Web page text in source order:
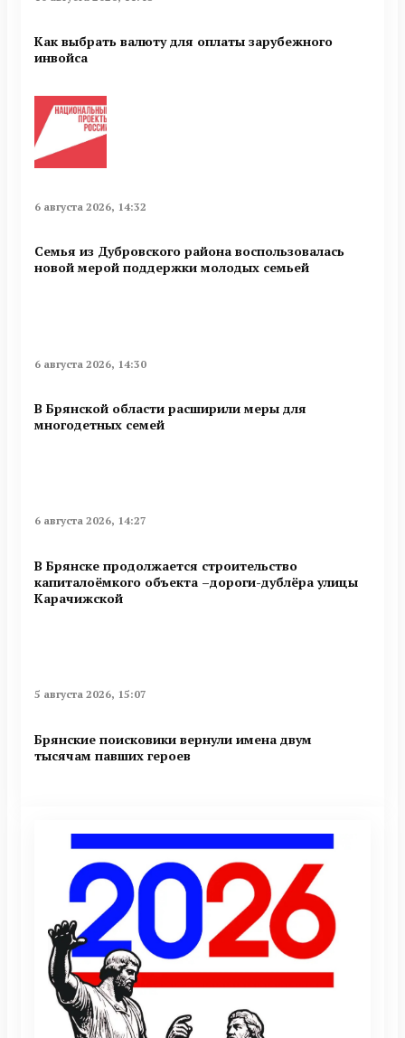
Как выбрать валюту для оплаты зарубежного
инвойса
6 августа 2026, 14:32
Семья из Дубровского района воспользовалась
новой мерой поддержки молодых семьей
6 августа 2026, 14:30
В Брянской области расширили меры для
многодетных семей
6 августа 2026, 14:27
В Брянске продолжается строительство
капиталоёмкого объекта –дороги-дублёра улицы
Карачижской
5 августа 2026, 15:07
Брянские поисковики вернули имена двум
тысячам павших героев